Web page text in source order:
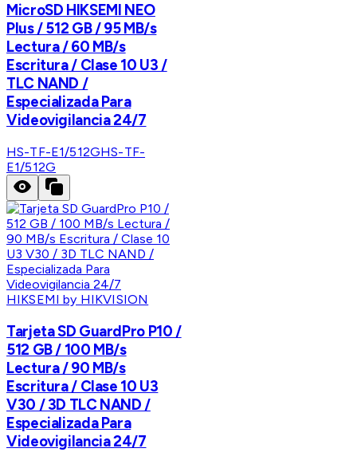
MicroSD HIKSEMI NEO
Plus / 512 GB / 95 MB/s
Lectura / 60 MB/s
Escritura / Clase 10 U3 /
TLC NAND /
Especializada Para
Videovigilancia 24/7
HS-TF-E1/512GHS-TF-
E1/512G
HIKSEMI by HIKVISION
Tarjeta SD GuardPro P10 /
512 GB / 100 MB/s
Lectura / 90 MB/s
Escritura / Clase 10 U3
V30 / 3D TLC NAND /
Especializada Para
Videovigilancia 24/7